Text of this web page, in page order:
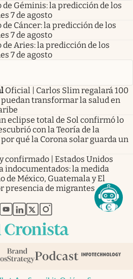
de Géminis: la predicción de los
7 de agosto
Cáncer: la predicción de los
7 de agosto
de Aries: la predicción de los
7 de agosto
Oficial | Carlos Slim regalará 100
transformar la salud en
eclipse total de Sol confirmó lo
con la Teoría de la
qué la Corona solar guarda un
confirmado | Estados Unidos
indocumentados: la medida
de México, Guatemala y El
presencia de migrantes
en nueva pestaña
abre en nueva pestaña
abre en nueva pestaña
abre en nueva pestaña
abre en nueva pestaña